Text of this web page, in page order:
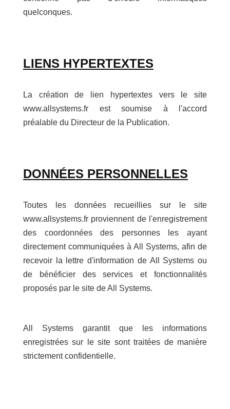
quelconques.
LIENS HYPERTEXTES
La création de lien hypertextes vers le site
www.allsystems.fr est soumise à l'accord
préalable du Directeur de la Publication.
DONNÉES PERSONNELLES
Toutes les données recueillies sur le site
www.allsystems.fr proviennent de l'enregistrement
des coordonnées des personnes les ayant
directement communiquées à All Systems, afin de
recevoir la lettre d'information de All Systems ou
de bénéficier des services et fonctionnalités
proposés par le site de All Systems.
All Systems garantit que les informations
enregistrées sur le site sont traitées de manière
strictement confidentielle.